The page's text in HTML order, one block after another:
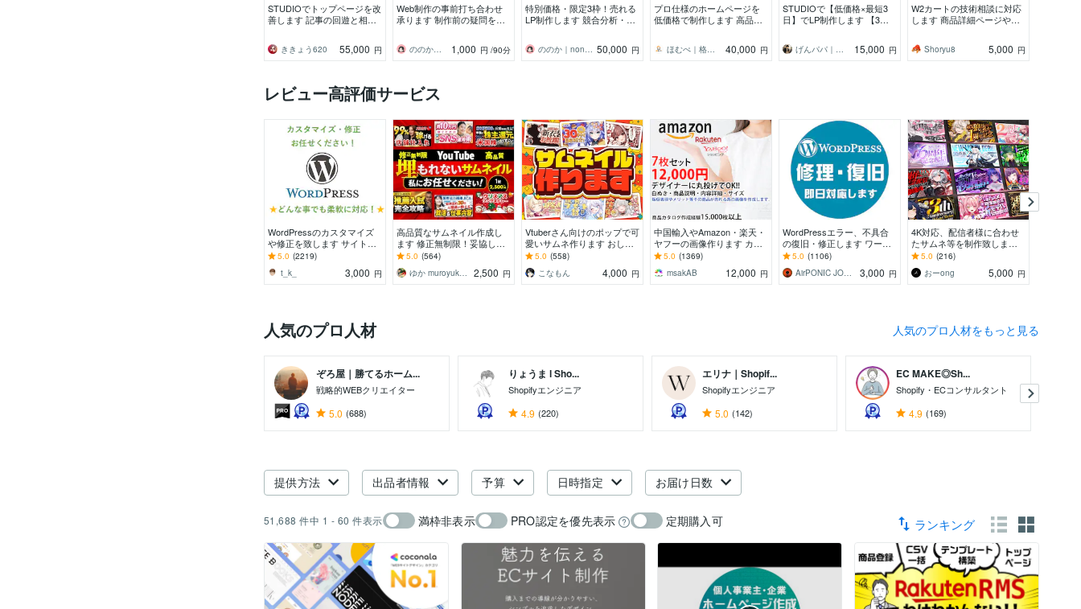
STUDIOでトップページを改
善します 記事の回遊と相談
サイトへ整えます
ききょう620 55,000 円
Web制作の事前打ち合わせ
承ります 制作前の疑問をビ
ます
1,000 円 /90分
特別価格・限定3枠！売れる
LP制作します 競合分析・構
ナルデザインLP
50,000 円
プロ仕様のホームページを
低価格で制作します 高品質
お任せ
40,000 円
STUDIOで【低価格×最短3
日】でLP制作します 【3名
納得できるまで対応いたし
ます。
15,000 円
W2カートの技術相談に対応
します 商品詳細ページやデ
技術的に解決します
Shoryu8 5,000 円
レビュー高評価サービス
WordPressのカスタマイズ
や修正を致します サイトの
カスタマイズ・レイアウト
5.0 (2219)
t_k_
3,000 円
高品質なサムネイル作成し
ます 修正無制限！妥協しな
いサムネを作成します！
5.0 (564)
ゆか muroyuka_design
2,500 円
Vtuberさん向けのポップで可
愛いサムネ作ります おしゃ
れやカッコイイなど様々な
テイストでも制作可能！
5.0 (558)
こなもんㅤ
4,000 円
中国輸入やAmazon・楽天・
ヤフーの画像作ります カタ
ログ画像まで手が回らない
5.0 (1369)
msakAB
12,000 円
WordPressエラー、不具合
の復旧・修正します ワード
プレスログイン、マルウェ
ア、サイトエラー改善を即
日対応
5.0 (1106)
AirPONIC JOHN（ジョン）
3,000 円
4K対応、配信者様に合わせ
たサムネ等を制作致します
記念配信やコラボ配信等、
用途に合わせたデザインを
作成致します
5.0 (216)
おーong
5,000 円
人気のプロ人材 人気のプロ人材をもっと見る
ぞろ屋｜勝てるホーム...
戦略的WEBクリエイター
5.0 (688)
りょうま l Sho...
Shopifyエンジニア
4.9 (220)
エリナ｜Shopif...
Shopifyエンジニア
5.0 (142)
EC MAKE◎Sh...
Shopify・ECコンサルタント
4.9 (169)
提供方法 出品者情報 予算 日時指定 お届け日数
51,688 件中 1 - 60 件表示 満枠非表示 PRO認定を優先表示 定期購入可 ランキング